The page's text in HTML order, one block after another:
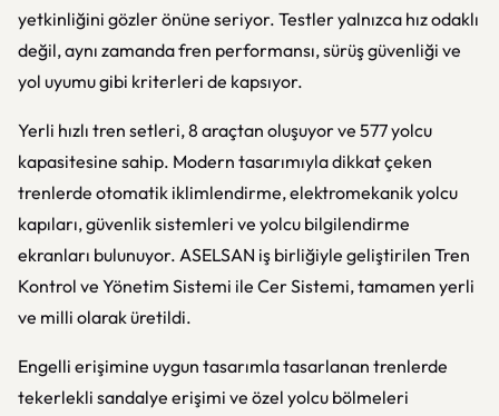
yetkinliğini gözler önüne seriyor. Testler yalnızca hız odaklı
değil, aynı zamanda fren performansı, sürüş güvenliği ve
yol uyumu gibi kriterleri de kapsıyor.
Yerli hızlı tren setleri, 8 araçtan oluşuyor ve 577 yolcu
kapasitesine sahip. Modern tasarımıyla dikkat çeken
trenlerde otomatik iklimlendirme, elektromekanik yolcu
kapıları, güvenlik sistemleri ve yolcu bilgilendirme
ekranları bulunuyor. ASELSAN iş birliğiyle geliştirilen Tren
Kontrol ve Yönetim Sistemi ile Cer Sistemi, tamamen yerli
ve milli olarak üretildi.
Engelli erişimine uygun tasarımla tasarlanan trenlerde
tekerlekli sandalye erişimi ve özel yolcu bölmeleri